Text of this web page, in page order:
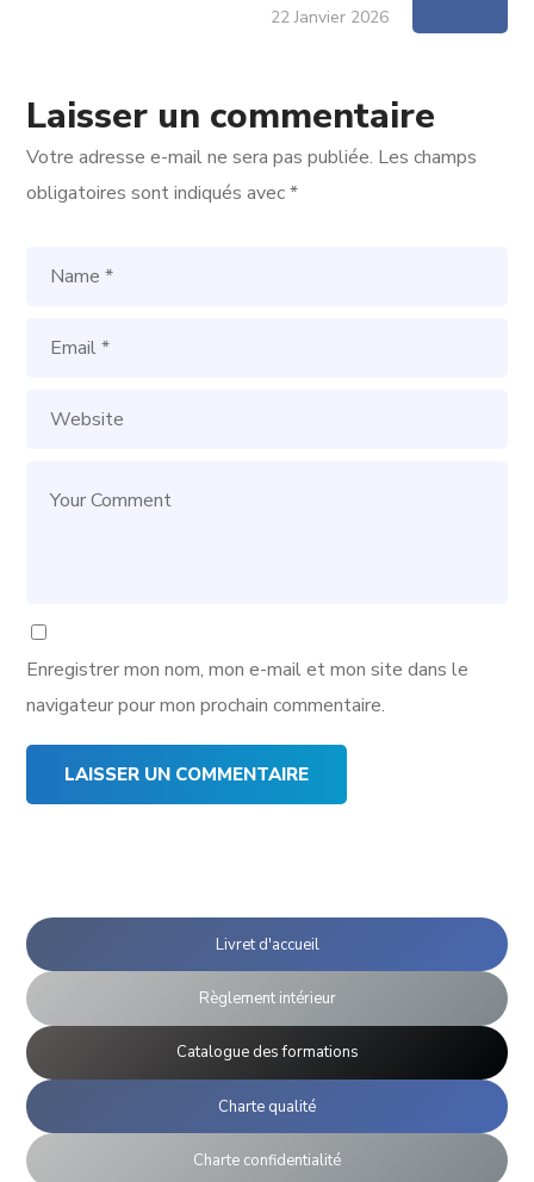
22 Janvier 2026
Laisser un commentaire
Votre adresse e-mail ne sera pas publiée. Les champs
obligatoires sont indiqués avec*
Enregistrer mon nom, mon e-mail et mon site dans le
navigateur pour mon prochain commentaire.
Livret d'accueil
Règlement intérieur
Catalogue des formations
Charte qualité
Charte confidentialité